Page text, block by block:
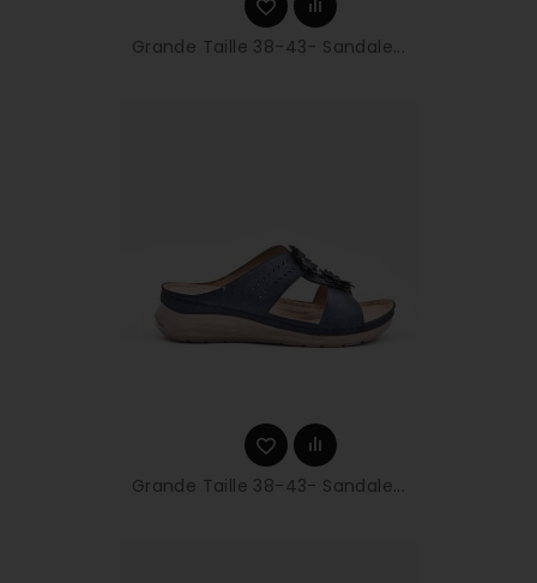
Grande Taille 38-43- Sandale...
Grande Taille 38-43- Sandale...